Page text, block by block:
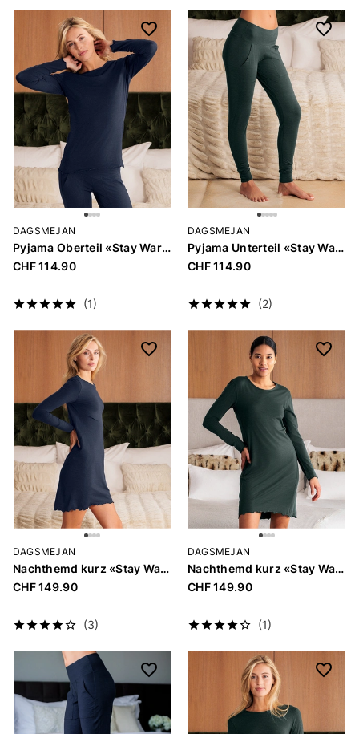
DAGSMEJAN
Pyjama Oberteil «Stay Warm»
CHF 114.90
(1)
DAGSMEJAN
Pyjama Unterteil «Stay Warm»
CHF 114.90
(2)
DAGSMEJAN
Nachthemd kurz «Stay Warm»
CHF 149.90
(3)
DAGSMEJAN
Nachthemd kurz «Stay Warm»
CHF 149.90
(1)